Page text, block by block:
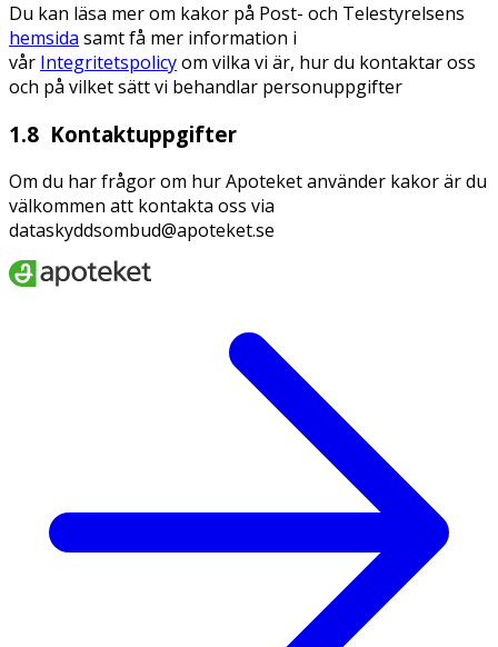
Du kan läsa mer om kakor på Post- och Telestyrelsens
hemsida samt få mer information i
vår Integritetspolicyom vilka vi är, hur du kontaktar oss
och på vilket sätt vi behandlar personuppgifter
1.8 Kontaktuppgifter
Om du har frågor om hur Apoteket använder kakor är du
välkommen att kontakta oss via
dataskyddsombud@apoteket.se